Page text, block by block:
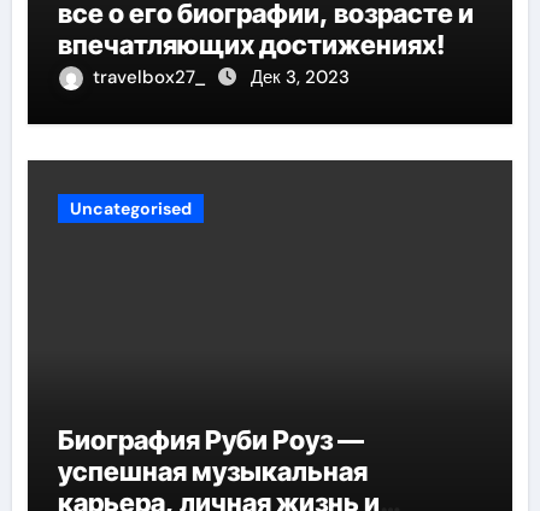
все о его биографии, возрасте и
впечатляющих достижениях!
travelbox27_ Дек 3, 2023
Uncategorised
Биография Руби Роуз —
успешная музыкальная
карьера, личная жизнь и